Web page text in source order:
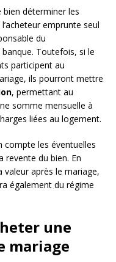
déterminer les
emprunte seul
du
Toutefois, si le
participent au
ils pourront mettre
, permettant au
somme mensuelle à
liées au logement.
compte les éventuelles
revente du bien. En
après le mariage,
également du régime
une
mariage